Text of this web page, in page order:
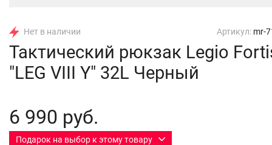
Нет в наличии Артикул: mr-
Тактический рюкзак Legio
"LEG VIII Y"​ 32L Черный
6 990 руб.
Подарок на выбор к этому товару